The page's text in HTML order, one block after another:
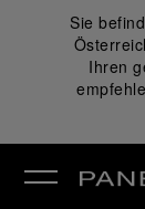
Sie
Ihren